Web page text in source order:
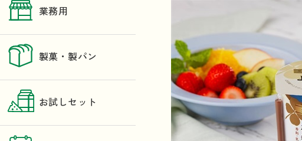
業務用
製菓・製パン
お試しセット